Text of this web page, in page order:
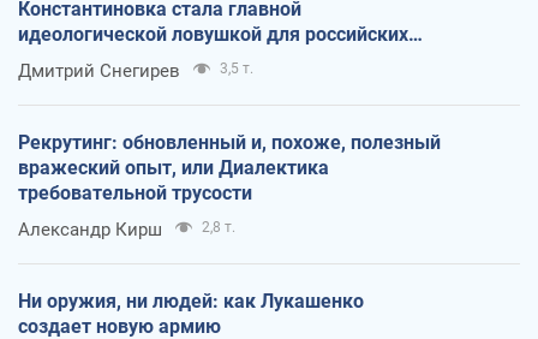
Константиновка стала главной
идеологической ловушкой для российских
оккупантов
Дмитрий Снегирев 3,5 т.
Рекрутинг: обновленный и, похоже, полезный
вражеский опыт, или Диалектика
требовательной трусости
Александр Кирш 2,8 т.
Ни оружия, ни людей: как Лукашенко
создает новую армию